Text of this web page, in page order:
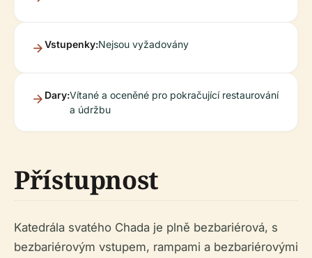
Vstupenky:Nejsou vyžadovány
Dary:Vítané a oceněné pro pokračující restaurování
a údržbu
Přístupnost
Katedrála svatého Chada je plně bezbariérová, s
bezbariérovým vstupem, rampami a bezbariérovými